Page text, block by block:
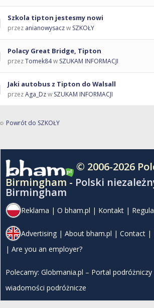
Szkola tipton jestesmy nowi
przez anianowysaczw SZKOŁY
Polacy Great Bridge, Tipton
przezTomek84w SZUKAM INFORMACJI
Jaki autobus z Tipton do Walsall
przezAga_Dzw SZUKAM INFORMACJI
Powrót do SZKOŁY
© 2006-2026
Birmingham - Polski
Birmingham
Reklama | O bham.pl | Kontakt |
Advertising | About bham.pl | Contact |
| Are you an employer?
Polecamy: Globmania.pl – Portal
wiadomości podróżnicze